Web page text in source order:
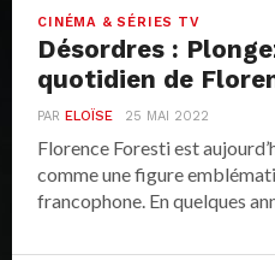
CINÉMA & SÉRIES TV
Désordres :
quotidien de
PARELOÏSE 25 MAI 2022
Florence Foresti est
comme une figure
francophone. En quelques